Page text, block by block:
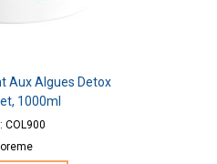
Aux Algues Detox
1000ml
COL900